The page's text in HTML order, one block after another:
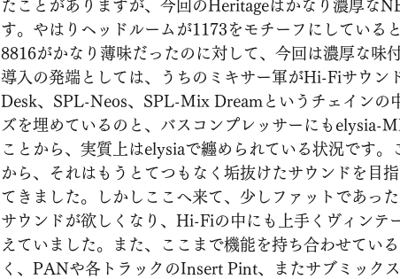
たことがありますが、今回のHeritageはかなり濃厚な
す。やはりヘッドルームが1173をモチーフにしている
8816がかなり薄味だったのに対して、今回は濃厚な味
導入の発端としては、うちのミキサー軍がHi-Fiサウン
Desk、SPL-Neos、SPL-Mix Dreamというチェインの
ズを埋めているのと、バスコンプレッサーにもelysia-
ことから、実質上はelysiaで纏められている状況です
から、それはもうとてつもなく垢抜けたサウンドを目
てきました。しかしここへ来て、少しファットであっ
サウンドが欲しくなり、Hi-Fiの中にも上手くヴィンテ
えていました。また、ここまで機能を持ち合わせてい
く、PANや各トラックのInsert Pint、またサブミック